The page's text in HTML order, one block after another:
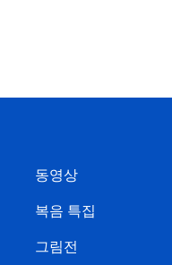
동영상
복음 특집
그림전